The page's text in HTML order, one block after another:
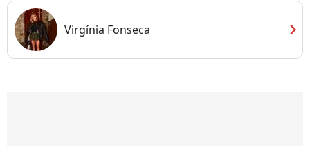
Virgínia Fonseca chevron_right